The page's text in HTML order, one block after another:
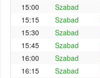
15:00
Szabad
15:15
Szabad
15:30
Szabad
15:45
Szabad
16:00
Szabad
16:15
Szabad